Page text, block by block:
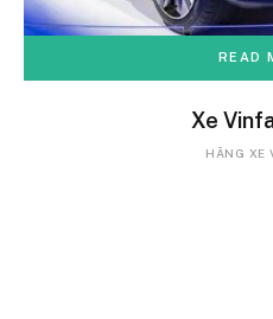
READ
Xe
HÃNG XE